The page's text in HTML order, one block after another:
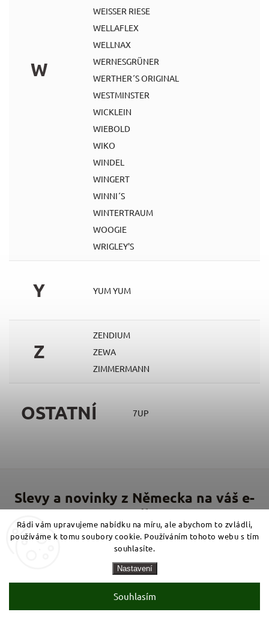
Rádi vám upravujeme nabídku na míru, ale abychom to zvládli,
používáme k tomu soubory cookie. Používáním tohoto webu s tím
souhlasíte.
Nastavení
Souhlasím
W
WEISSER RIESE
WELLAFLEX
WELLNAX
WERNESGRÜNER
WERTHER´S ORIGINAL
WESTMINSTER
WICKLEIN
WIEBOLD
WIKO
WINDEL
WINGERT
WINNI´S
WINTERTRAUM
WOOGIE
WRIGLEY'S
Y YUM YUM
Z
ZENDIUM
ZEWA
ZIMMERMANN
OSTATNÍ 7UP
Vložte svůj e-mail a my vám budeme zasílat informace o
nových produktech na našem e-shopu.
E-mail
Přihlásit se